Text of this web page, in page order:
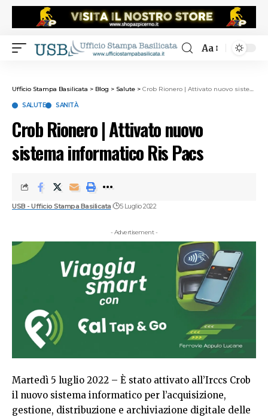
Aa
Ufficio Stampa Basilicata > Blog > Salute > Crob Rionero | Attivato nuovo sistema informatico Ris Pacs
SALUTE SANITÀ
Crob Rionero | Attivato nuovo
sistema informatico Ris Pacs
USB - Ufficio Stampa Basilicata 5 Luglio 2022
- Advertisement -
Martedì 5 luglio 2022 – È stato attivato all’Irccs Crob
il nuovo sistema informatico per l’acquisizione,
gestione, distribuzione e archiviazione digitale delle